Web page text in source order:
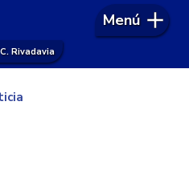
C. Rivadavia
Menú